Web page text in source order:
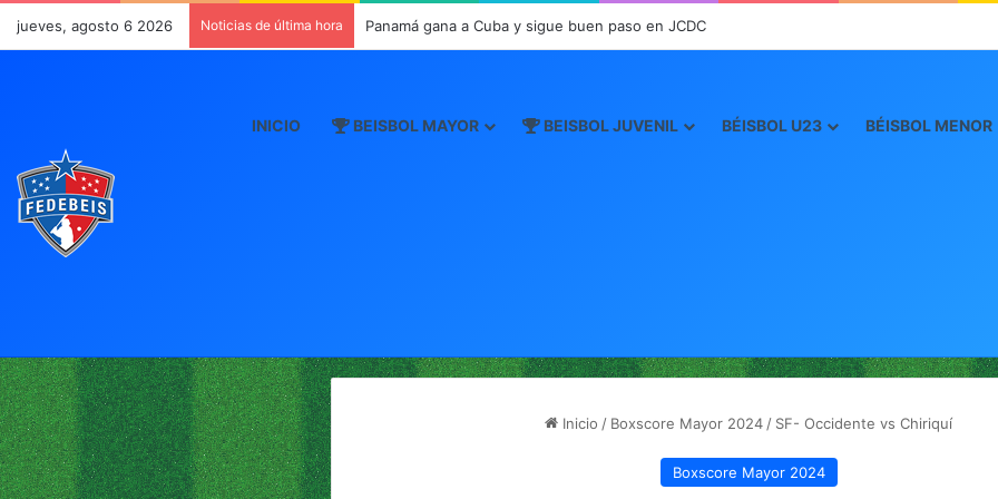
jueves, agosto 6 2026 Noticias de última hora Panamá gana a Cuba y sigue buen paso en JCDC
INICIO BEISBOL MAYOR BEISBOL JUVENIL BÉISBOL U23 BÉISBOL MENOR
Inicio / Boxscore Mayor 2024 / SF- Occidente vs Chiriquí
Boxscore Mayor 2024